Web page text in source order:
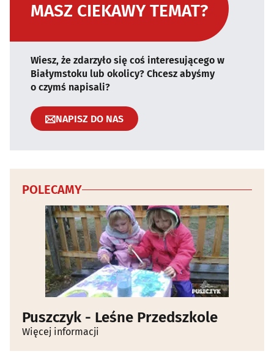
MASZ CIEKAWY TEMAT?
Wiesz, że zdarzyło się coś interesującego w
Białymstoku lub okolicy? Chcesz abyśmy
o czymś napisali?
NAPISZ DO NAS
POLECAMY
Puszczyk - Leśne Przedszkole
Więcej informacji